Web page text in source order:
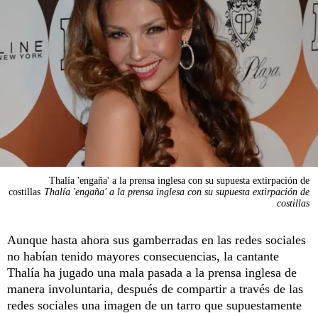
Thalía 'engaña' a la prensa inglesa con su supuesta extirpación de
costillas Thalía 'engaña' a la prensa inglesa con su supuesta extirpación de
costillas
Aunque hasta ahora sus gamberradas en las redes sociales
no habían tenido mayores consecuencias, la cantante
Thalía ha jugado una mala pasada a la prensa inglesa de
manera involuntaria, después de compartir a través de las
redes sociales una imagen de un tarro que supuestamente